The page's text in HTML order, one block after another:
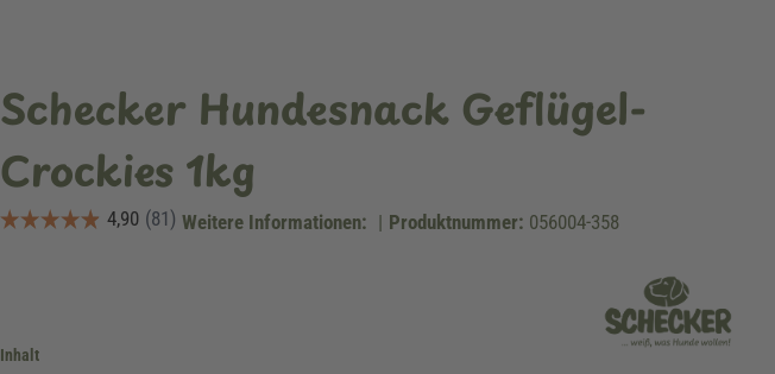
Schecker Hundesnack Geflügel-
Crockies 1kg
Weitere Informationen: | Produktnummer: 056004-358
Inhaltauswählen